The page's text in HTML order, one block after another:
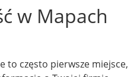
w Mapach
to często pierwsze miejsce,